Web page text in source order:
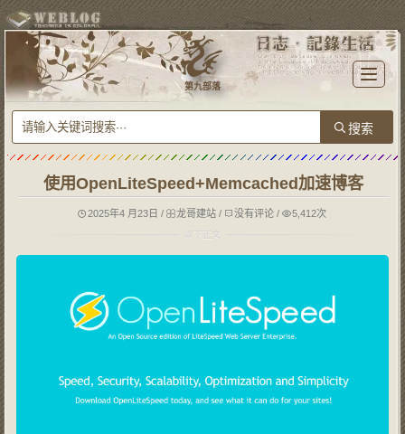
T
o
l
e
n
a
t
第九部落
使用OpenLiteSpeed+Memcached加速博客
2025年4 月23日/ 龙哥建站 / 没有评论 / 5,412次